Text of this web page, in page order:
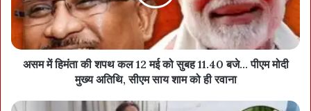
असम में हिमंता की शपथ कल 12 मई को सुबह 11.40 बजे… पीएम मोदी
मुख्य अतिथि, सीएम साय शाम को ही रवाना